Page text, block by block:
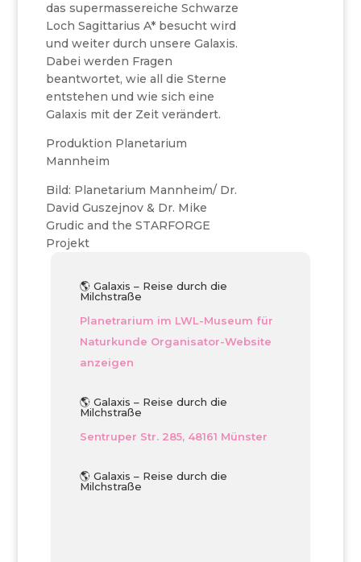
das supermassereiche Schwarze
Loch Sagittarius A* besucht wird
und weiter durch unsere Galaxis.
Dabei werden Fragen
beantwortet, wie all die Sterne
entstehen und wie sich eine
Galaxis mit der Zeit verändert.
Produktion Planetarium
Mannheim
Bild: Planetarium Mannheim/ Dr.
David Guszejnov & Dr. Mike
Grudic and the STARFORGE
Projekt
🌎 Galaxis – Reise durch die
Milchstraße
Planetrarium im LWL-Museum für
Naturkunde Organisator-Website
anzeigen
🌎 Galaxis – Reise durch die
Milchstraße
Sentruper Str. 285, 48161 Münster
🌎 Galaxis – Reise durch die
Milchstraße